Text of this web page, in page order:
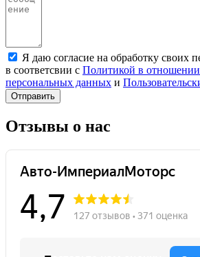
Я даю согласие на обработку своих
в соответсвии с Политикой в отношении
персональных данных и
Отправить
Отзывы о нас